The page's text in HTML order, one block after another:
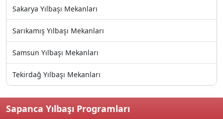
Sakarya Yılbaşı Mekanları
Sarıkamış Yılbaşı Mekanları
Samsun Yılbaşı Mekanları
Tekirdağ Yılbaşı Mekanları
Sapanca Yılbaşı Programları